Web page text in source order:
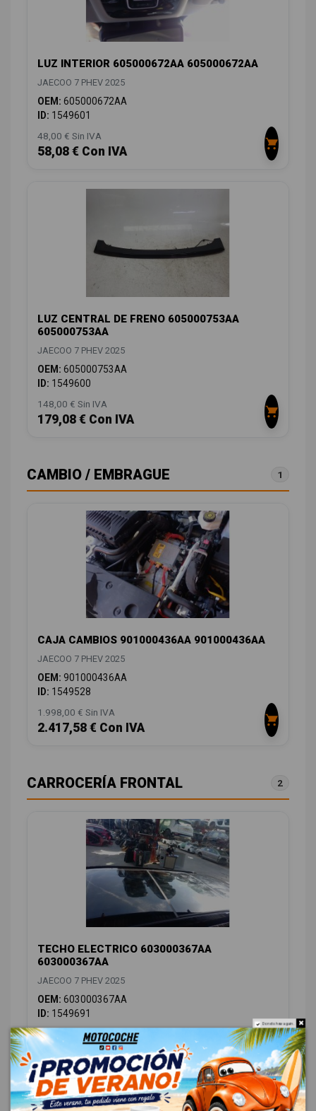
LUZ INTERIOR 605000672AA 605000672AA
JAECOO 7 PHEV 2025
OEM: 605000672AA
ID: 1549601
48,00 € Sin IVA
58,08 € Con IVA
LUZ CENTRAL DE FRENO 605000753AA
605000753AA
JAECOO 7 PHEV 2025
OEM: 605000753AA
ID: 1549600
148,00 € Sin IVA
179,08 € Con IVA
CAMBIO / EMBRAGUE 1
CAJA CAMBIOS 901000436AA 901000436AA
JAECOO 7 PHEV 2025
OEM: 901000436AA
ID: 1549528
1.998,00 € Sin IVA
2.417,58 € Con IVA
CARROCERÍA FRONTAL 2
TECHO ELECTRICO 603000367AA
603000367AA
JAECOO 7 PHEV 2025
OEM: 603000367AA
ID: 1549691
798,00 € Sin IVA
965,58 € Con IVA
Do not show again.